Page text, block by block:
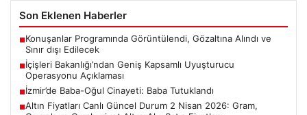
Son Eklenen Haberler
■Konuşanlar Programında Görüntülendi, Gözaltına Alındı ve
Sınır dışı Edilecek
■İçişleri Bakanlığı’ndan Geniş Kapsamlı Uyuşturucu
Operasyonu Açıklaması
■İzmir’de Baba-Oğul Cinayeti: Baba Tutuklandı
■Altın Fiyatları Canlı Güncel Durum 2 Nisan 2026: Gram,